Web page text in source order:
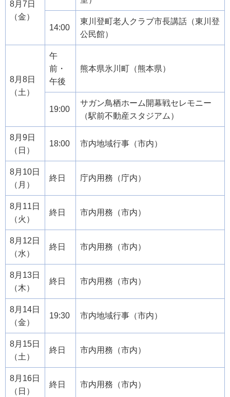
8月7日
（金）
14:00
東川登町老人クラブ市長講話（東川登
公民館）
8月8日
（土）
午
前・
午後
熊本県氷川町（熊本県）
19:00
サガン鳥栖ホーム開幕戦セレモニー
（駅前不動産スタジアム）
8月9日
（日）
18:00 市内地域行事（市内）
8月10日
（月）
終日 庁内用務（庁内）
8月11日
（火）
終日 市内用務（市内）
8月12日
（水）
終日 市内用務（市内）
8月13日
（木）
終日 市内用務（市内）
8月14日
（金）
19:30 市内地域行事（市内）
8月15日
（土）
終日 市内用務（市内）
8月16日
（日）
終日 市内用務（市内）